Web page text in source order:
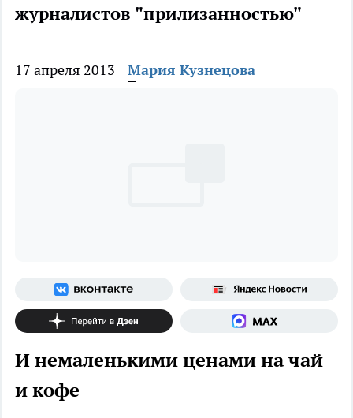
журналистов "прилизанностью"
17 апреля 2013 Мария Кузнецова
И немаленькими ценами на чай
и кофе